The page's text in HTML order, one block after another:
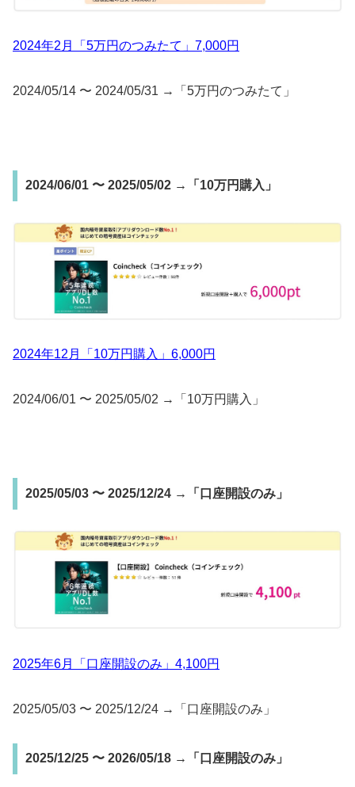
2024年2月「5万円のつみたて」7,000円
2024/05/14 〜 2024/05/31 →「5万円のつみたて」
2024/06/01 〜 2025/05/02 →「10万円購入」
2024年12月「10万円購入」6,000円
2024/06/01 〜 2025/05/02 →「10万円購入」
2025/05/03 〜 2025/12/24 →「口座開設のみ」
2025年6月「口座開設のみ」4,100円
2025/05/03 〜 2025/12/24 →「口座開設のみ」
2025/12/25 〜 2026/05/18 →「口座開設のみ」